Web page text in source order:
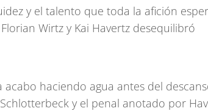
y el talento que toda la afición
Wirtz y Kai Havertz desequilibró
haciendo agua antes del
y el penal anotado por